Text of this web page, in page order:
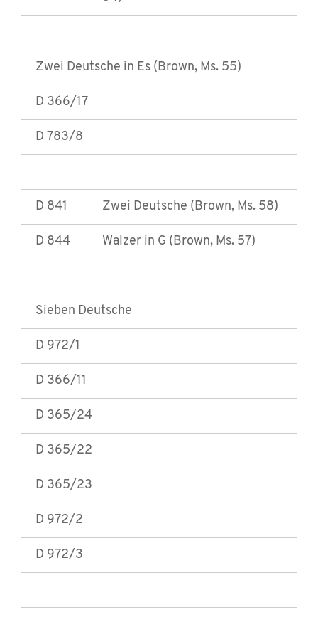
Zwei Deutsche in Es (Brown, Ms. 55)
D 366/17
D 783/8
D 841 Zwei Deutsche (Brown, Ms. 58)
D 844 Walzer in G (Brown, Ms. 57)
Sieben Deutsche
D 972/1
D 366/11
D 365/24
D 365/22
D 365/23
D 972/2
D 972/3